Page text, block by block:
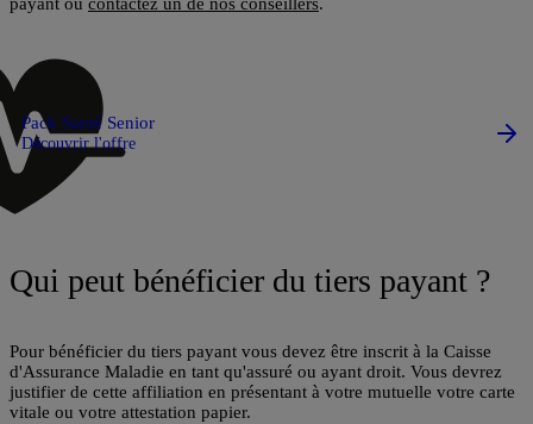
Pack Santé Senior
Découvrir l'offre
Qui peut bénéficier du tiers payant ?
Pour bénéficier du tiers payant vous devez être inscrit à la Caisse
d'Assurance Maladie en tant qu'assuré ou ayant droit. Vous devrez
justifier de cette affiliation en présentant à votre mutuelle votre carte
vitale ou votre attestation papier.